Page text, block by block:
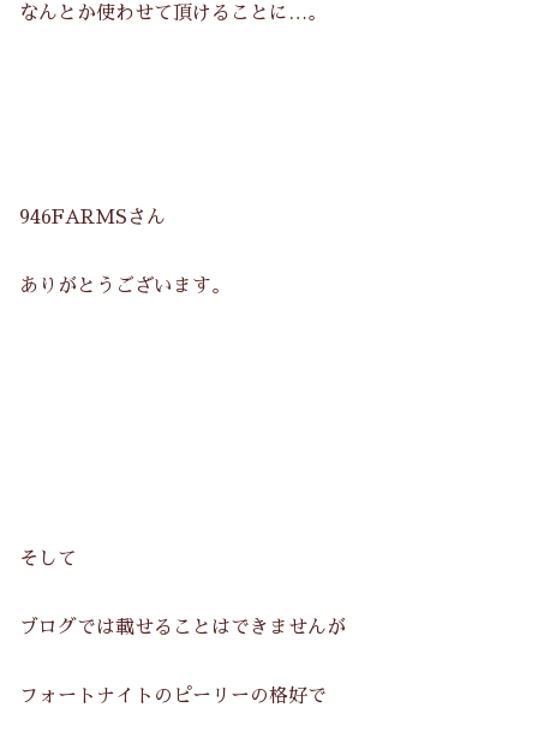
なんとか使わせて頂けることに…。
946FARMSさん
ありがとうございます。
そして
ブログでは載せることはできませんが
フォートナイトのピーリーの格好で